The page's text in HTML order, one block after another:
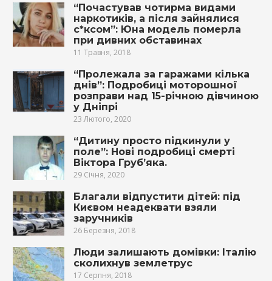
“Почастував чотирма видами
наркотиків, а після зайнялися
с*ксом”: Юна модель померла
при дивних обставинах
11 Травня, 2018
“Пролежала за гаражами кілька
днів”: Подробиці моторошної
розправи над 15-річною дівчиною
у Дніпрі
23 Лютого, 2020
“Дитину просто підкинули у
поле”: Нові подробиці смерті
Віктора Груб’яка.
29 Січня, 2020
Благали відпустити дітей: під
Києвом неадеквати взяли
заручників
26 Березня, 2018
Люди залишають домівки: Італію
сколихнув землетрус
17 Серпня, 2018